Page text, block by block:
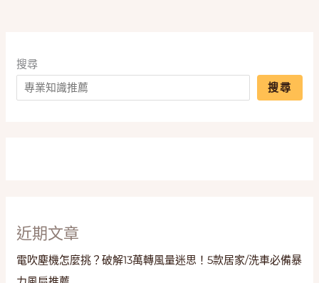
篇
搞
懂
搜尋
搜尋
近期文章
電吹塵機怎麼挑？破解13萬轉風量迷思！5款居家/洗車必備暴